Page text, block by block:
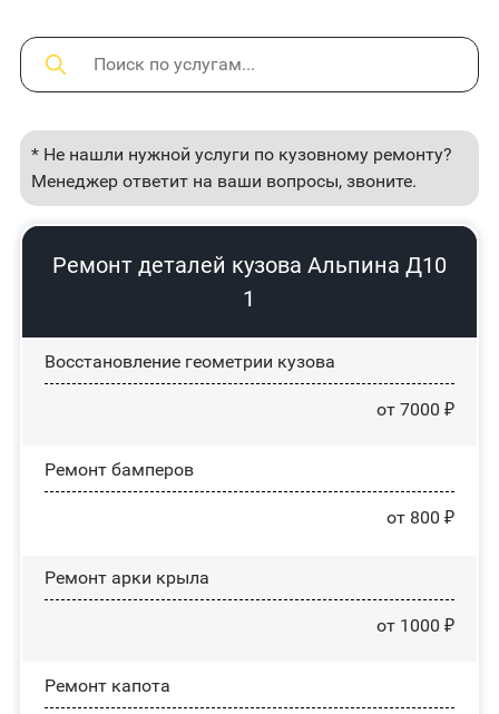
* Не нашли нужной услуги по кузовному ремонту?
Менеджер ответит на ваши вопросы, звоните.
Ремонт деталей кузова Альпина Д10
1
Восстановление геометрии кузова
от 7000 ₽
Ремонт бамперов
от 800 ₽
Ремонт арки крыла
от 1000 ₽
Ремонт капота